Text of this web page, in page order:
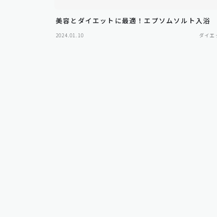
美容とダイエットに最適！エプソムソルト入浴
2024.01.10 ダイエ